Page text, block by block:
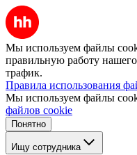
Мы используем файлы
правильную работу нашего
трафик.
Правила использования
Мы используем файлы
файлов cookie
Понятно
Ищу сотрудника